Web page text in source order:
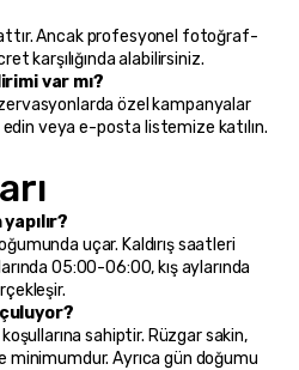
Ancak profesyonel fotoğraf-
karşılığında alabilirsiniz.
var mı?
özel kampanyalar
veya e-posta listemize katılın.
uçar. Kaldırış saatleri
05:00-06:00, kış aylarında
sahiptir. Rüzgar sakin,
Ayrıca gün doğumu